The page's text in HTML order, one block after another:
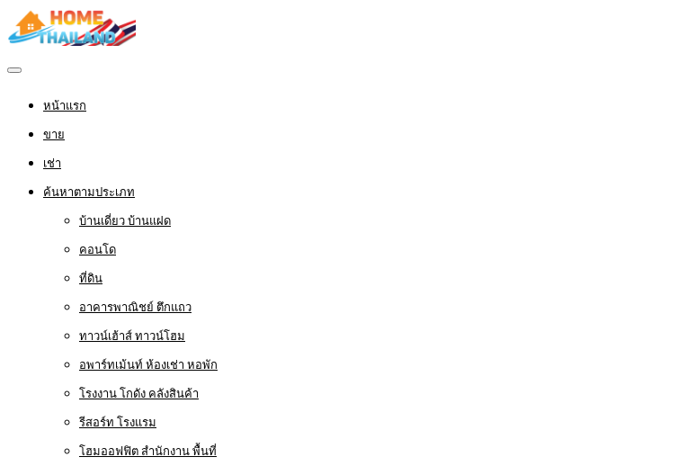
หน้าแรก
ขาย
เช่า
ค้นหาตามประเภท
บ้านเดี่ยว บ้านแฝด
คอนโด
ที่ดิน
อาคารพาณิชย์ ตึกแถว
ทาวน์เฮ้าส์ ทาวน์โฮม
อพาร์ทเม้นท์ ห้องเช่า หอพัก
โรงงาน โกดัง คลังสินค้า
รีสอร์ท โรงแรม
โฮมออฟฟิต สำนักงาน พื้นที่